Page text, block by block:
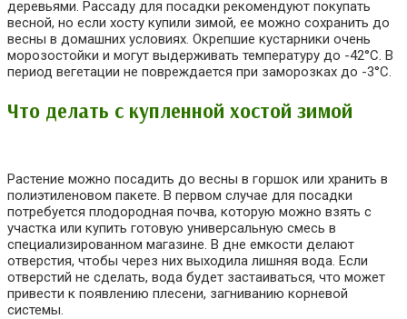
деревьями. Рассаду для посадки рекомендуют покупать
весной, но если хосту купили зимой, ее можно сохранить до
весны в домашних условиях. Окрепшие кустарники очень
морозостойки и могут выдерживать температуру до -42°С. В
период вегетации не повреждается при заморозках до -3°С.
Что делать с купленной хостой зимой
Растение можно посадить до весны в горшок или хранить в
полиэтиленовом пакете. В первом случае для посадки
потребуется плодородная почва, которую можно взять с
участка или купить готовую универсальную смесь в
специализированном магазине. В дне емкости делают
отверстия, чтобы через них выходила лишняя вода. Если
отверстий не сделать, вода будет застаиваться, что может
привести к появлению плесени, загниванию корневой
системы.